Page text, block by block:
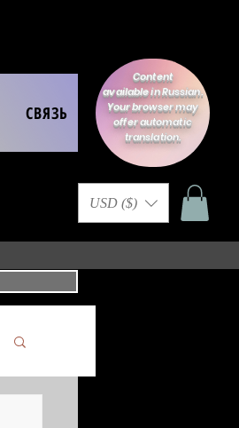
СВЯЗЬ
Content
available in Russian.
Your browser may
offer automatic
translation.
USD ($)